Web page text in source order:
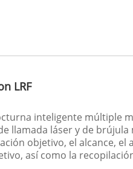
LRF
inteligente múltiple
llamada láser y de brújula
objetivo, el alcance, el
así como la